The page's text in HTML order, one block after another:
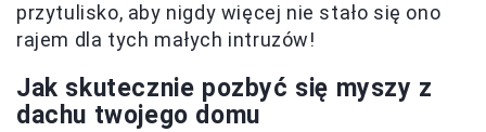
przytulisko, aby nigdy więcej nie stało się ono
rajem dla tych małych intruzów!
Jak skutecznie pozbyć się myszy z
dachu twojego domu